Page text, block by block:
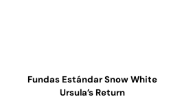
Fundas Estándar Snow White
Ursula’s Return